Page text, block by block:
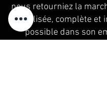
nous retourniez la
utilisée, complète et
possible dans son